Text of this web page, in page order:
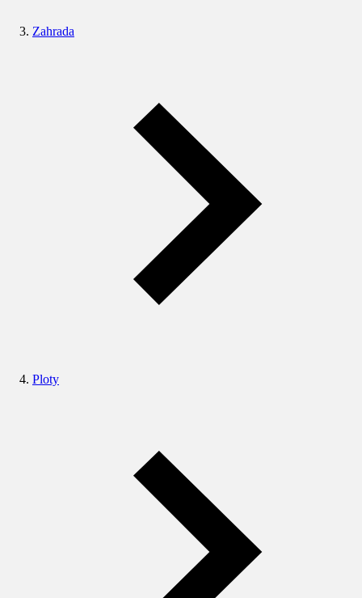
Zahrada
Ploty